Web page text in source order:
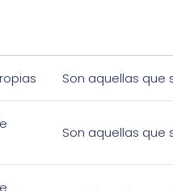
Son aquellas que
Son aquellas